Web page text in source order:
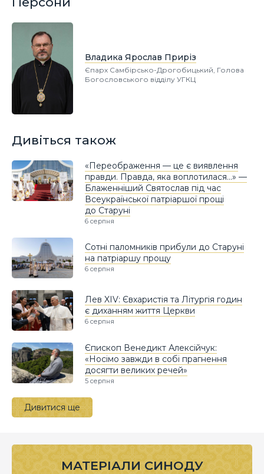
Владика Ярослав Приріз
Єпарх Самбірсько-Дрогобицький, Голова
Богословського відділу УГКЦ
Дивіться також
«Переображення — це є виявлення
правди. Правда, яка воплотилася…» —
Блаженніший Святослав під час
Всеукраїнської патріаршої прощі
до Старуні
6 серпня
Сотні паломників прибули до Старуні
на патріаршу прощу
6 серпня
Лев XIV: Євхаристія та Літургія годин
є диханням життя Церкви
6 серпня
Єпископ Венедикт Алексійчук:
«Носімо завжди в собі прагнення
досягти великих речей»
5 серпня
Дивитися ще
МАТЕРІАЛИ СИНОДУ